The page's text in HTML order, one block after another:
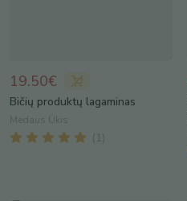
19.50€
Bičių produktų lagaminas
Medaus Ūkis
( 1